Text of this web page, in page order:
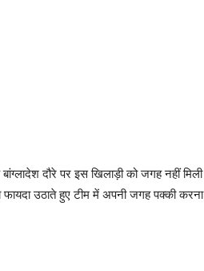
दौरे पर इस खिलाड़ी को जगह नहीं मिली
उठाते हुए टीम में अपनी जगह पक्की करना